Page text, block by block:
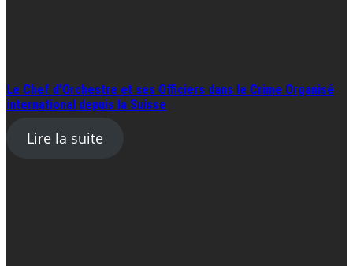
Le Chef d’Orchestre et ses Officiers dans le Crime Organisé
international depuis la Suisse
Lire la suite